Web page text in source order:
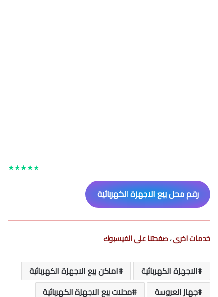
★
★
★
★
★
رقم محل بيع الاجهزة الكهربائية
خدمات اخرى،صفحتنا على الفيسبوك
الاجهزة الكهربائية
اماكن بيع الاجهزة الكهربائية
جهاز العروسة
محلات بيع الاجهزة الكهربائية